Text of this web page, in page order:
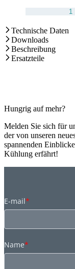
Technische Daten
Downloads
Beschreibung
Ersatzteile
Hungrig auf mehr?
Melden Sie sich für
der von unseren
spannenden
Kühlung erfährt!
E-mail*
Name*